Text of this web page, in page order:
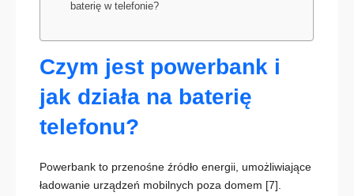
baterię w telefonie?
Czym jest powerbank i
jak działa na baterię
telefonu?
Powerbank to przenośne źródło energii, umożliwiające
ładowanie urządzeń mobilnych poza domem [7]